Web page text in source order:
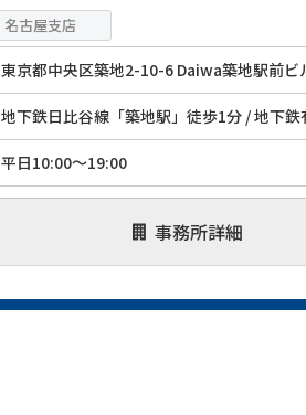
名古屋支店
東京都中央区築地2-10-6 Daiwa築地駅前ビ
地下鉄日比谷線「築地駅」徒歩1分 / 地下
平日10:00～19:00
事務所詳細